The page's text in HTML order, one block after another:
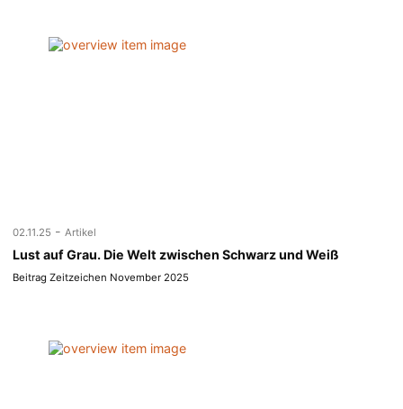
02.11.25 - Artikel
Lust auf Grau. Die Welt zwischen Schwarz und Weiß
Beitrag Zeitzeichen November 2025